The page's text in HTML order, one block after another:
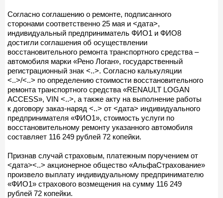
Согласно соглашению о ремонте, подписанного
сторонами соответственно 25 мая и <дата>,
индивидуальный предприниматель ФИО1 и ФИО8
достигли соглашения об осуществлении
восстановительного ремонта транспортного средства –
автомобиля марки «Рено Логан», государственный
регистрационный знак <..>. Согласно калькуляции
<..>/<..> по определению стоимости восстановительного
ремонта транспортного средства «RENAULT LOGAN
ACCESS», VIN <..>, а также акту на выполнение работы
к договору заказ-наряд <..> от <дата> индивидуального
предпринимателя «ФИО1», стоимость услуги по
восстановительному ремонту указанного автомобиля
составляет 116 249 рублей 72 копейки.
Признав случай страховым, платежным поручением от
<дата><..> акционерное общество «АльфаСтрахование»
произвело выплату индивидуальному предпринимателю
«ФИО1» страхового возмещения на сумму 116 249
рублей 72 копейки.